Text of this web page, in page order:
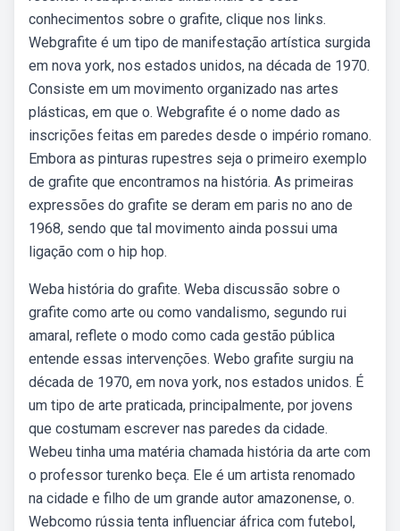
conhecimentos sobre o grafite, clique nos links.
Webgrafite é um tipo de manifestação artística surgida
em nova york, nos estados unidos, na década de 1970.
Consiste em um movimento organizado nas artes
plásticas, em que o. Webgrafite é o nome dado as
inscrições feitas em paredes desde o império romano.
Embora as pinturas rupestres seja o primeiro exemplo
de grafite que encontramos na história. As primeiras
expressões do grafite se deram em paris no ano de
1968, sendo que tal movimento ainda possui uma
ligação com o hip hop.
Weba história do grafite. Weba discussão sobre o
grafite como arte ou como vandalismo, segundo rui
amaral, reflete o modo como cada gestão pública
entende essas intervenções. Webo grafite surgiu na
década de 1970, em nova york, nos estados unidos. É
um tipo de arte praticada, principalmente, por jovens
que costumam escrever nas paredes da cidade.
Webeu tinha uma matéria chamada história da arte com
o professor turenko beça. Ele é um artista renomado
na cidade e filho de um grande autor amazonense, o.
Webcomo rússia tenta influenciar áfrica com futebol,